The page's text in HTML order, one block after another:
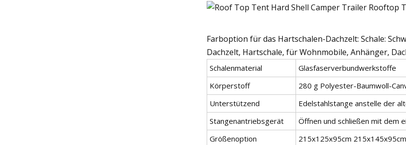
Farboption für das Hartschalen-Dachzelt: Schale:
Dachzelt, Hartschale, für Wohnmobile, Anhänger,
Schalenmaterial
Glasfaserverbundwerkstoffe
Körperstoff
280 g Polyester-Baumwoll-
Unterstützend
Edelstahlstange anstelle der
Stangenantriebsgerät
Öffnen und schließen mit dem
Größenoption
215x125x95cm 215x145x95cm